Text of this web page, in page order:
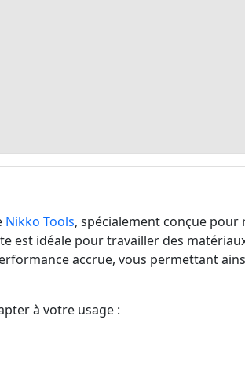
Nikko Tools, spécialement conçue
est idéale pour travailler des
accrue, vous permettant
à votre usage :